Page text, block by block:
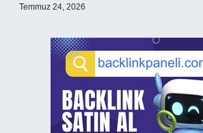
Temmuz 24, 2026